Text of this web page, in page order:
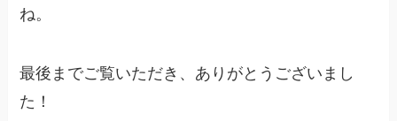
ね。
最後までご覧いただき、ありがとうございまし
た！